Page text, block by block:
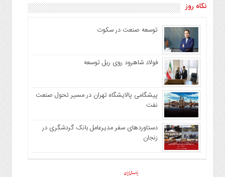
نگاه روز
توسعه صنعت در سکوت
فولاد شاهرود روی ریل توسعه
پیشگامی پالایشگاه تهران در مسیر تحول صنعت
نفت
دستاوردهای سفر مدیرعامل بانک گردشگری در
زنجان